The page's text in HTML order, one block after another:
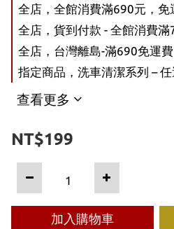
全店，全館消費滿690元，免
全店，貨到付款 - 全館消費
全店，台灣離島-滿690免運
指定商品，洗車清潔系列 –
查看更多
NT$199
加入購物車